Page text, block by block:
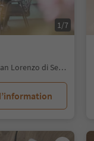
1/7
Palù/Moos, St.Lorenzen/San Lorenzo di Sebato, Dolomites Region Kronplatz/Plan de Corones